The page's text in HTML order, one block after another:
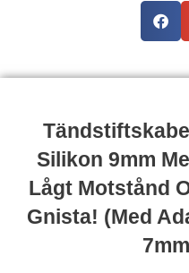
Silikon 9mm
Lågt Motstånd
Gnista! (Med